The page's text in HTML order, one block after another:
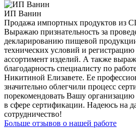
ИП Ванин
Продажа импортных продуктов из
Выражаю признательность за
декларированию пищевой
технических условий и
ассортимент изделий. А также
благодарность специалисту по
Никитиной Елизавете. Ее
значительно облегчили процесс
порекомендовать Вашу организацию
в сфере сертификации. Надеюсь на
сотрудничество!
Больше отзывов о нашей работе